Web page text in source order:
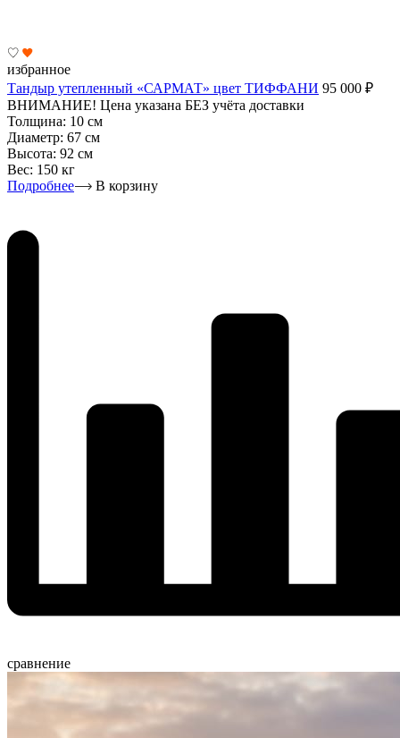
избранное
Тандыр утепленный «САРМАТ» цвет ТИФФАНИ 95 000 ₽
ВНИМАНИЕ! Цена указана БЕЗ учёта доставки
Толщина: 10 см
Диаметр: 67 см
Высота: 92 см
Вес: 150 кг
Подробнее
В корзину
сравнение